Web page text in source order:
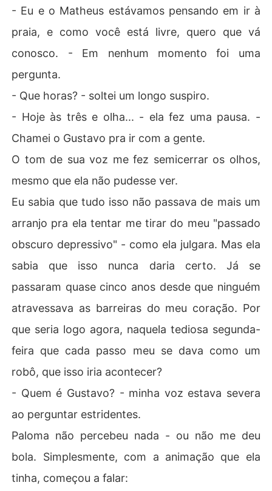
- Eu e o Matheus estávamos pensando em ir à
praia, e como você está livre, quero que vá
conosco. - Em nenhum momento foi uma
pergunta.
- Que horas? - soltei um longo suspiro.
- Hoje às três e olha... - ela fez uma pausa. -
Chamei o Gustavo pra ir com a gente.
O tom de sua voz me fez semicerrar os olhos,
mesmo que ela não pudesse ver.
Eu sabia que tudo isso não passava de mais um
arranjo pra ela tentar me tirar do meu "passado
obscuro depressivo" - como ela julgara. Mas ela
sabia que isso nunca daria certo. Já se
passaram quase cinco anos desde que ninguém
atravessava as barreiras do meu coração. Por
que seria logo agora, naquela tediosa segunda-
feira que cada passo meu se dava como um
robô, que isso iria acontecer?
- Quem é Gustavo? - minha voz estava severa
ao perguntar estridentes.
Paloma não percebeu nada - ou não me deu
bola. Simplesmente, com a animação que ela
tinha, começou a falar: